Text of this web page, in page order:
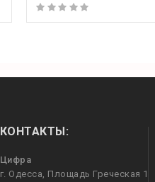
КОНТАКТЫ:
Цифра
г. Одесса, Площадь Греческая 1